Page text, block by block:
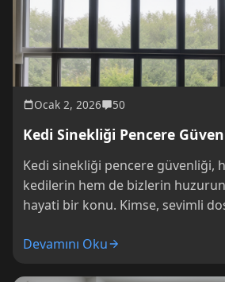
Ocak 2, 2026 50
Kedi Sinekliği Pencere
Kedi sinekliği pencere güvenliği,
kedilerin hem de bizlerin
hayati bir konu. Kimse, sevimli
Devamını Oku